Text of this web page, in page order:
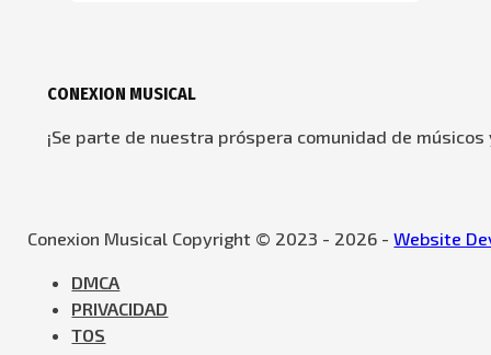
CONEXION MUSICAL
¡Se parte de nuestra próspera comunidad de
Conexion Musical Copyright © 2023 - 2026 -Website
DMCA
PRIVACIDAD
TOS